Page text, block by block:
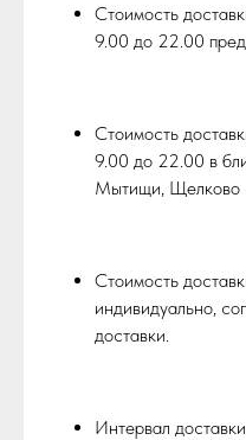
Стоимость
9.00 до 22.00
Стоимость
9.00 до 22.00 в
Мытищи, Щелково
Стоимость
индивидуально,
доставки.
Интервал